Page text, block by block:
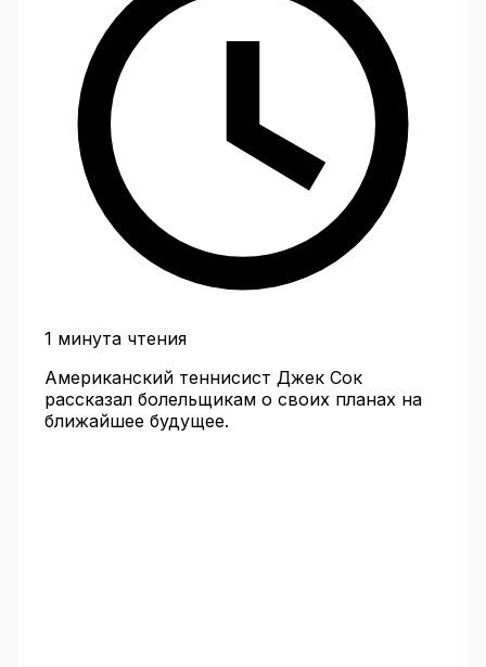
1 минута чтения
Американский теннисист Джек Сок
рассказал болельщикам о своих планах на
ближайшее будущее.